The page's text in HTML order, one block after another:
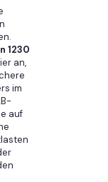
1230
an,
im
auf